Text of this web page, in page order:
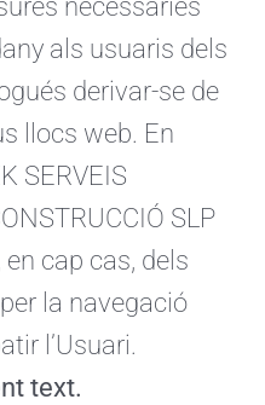
necessàries
als usuaris dels
derivar-se de
llocs web. En
SERVEIS
SLP
cap cas, dels
la navegació
l’Usuari.
text.